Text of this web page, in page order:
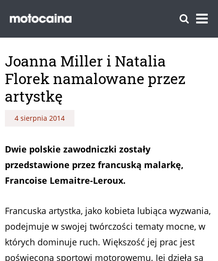
Joanna Miller i Natalia
Florek namalowane przez
artystkę
4 sierpnia 2014
Dwie polskie zawodniczki zostały
przedstawione przez francuską malarkę,
Francoise Lemaitre-Leroux.
Francuska artystka, jako kobieta lubiąca wyzwania,
podejmuje w swojej twórczości tematy mocne, w
których dominuje ruch. Większość jej prac jest
poświęcona sportowi motorowemu. Jej dzieła są